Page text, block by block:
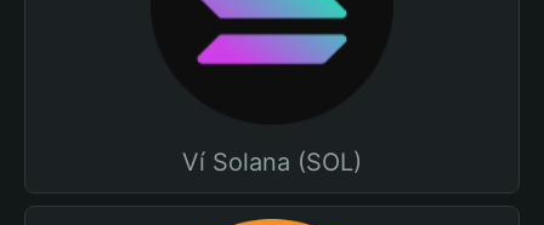
Ví Solana (SOL)